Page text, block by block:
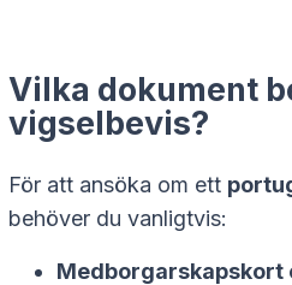
Vilka dokument
vigselbevis?
För att ansöka om ett
behöver du vanligtvis:
Medborgarskapskort